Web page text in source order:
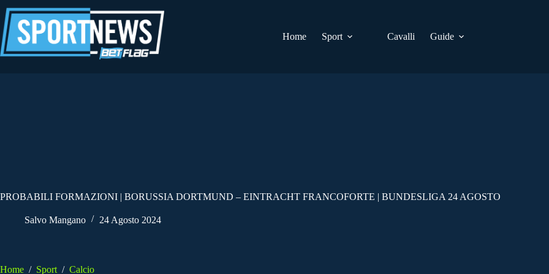
al
contenuto
Home
Sport Cavalli Guide
PROBABILI FORMAZIONI | BORUSSIA DORTMUND – EINTRACHT FRANCOFORTE | BUNDESLIGA 24 AGOSTO
Salvo Mangano 24 Agosto 2024
Home / Sport / Calcio